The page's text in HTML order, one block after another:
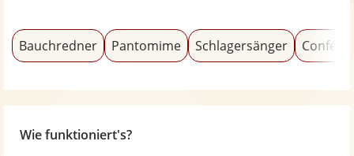
Bauchredner Pantomime Schlagersänger
Wie funktioniert's?